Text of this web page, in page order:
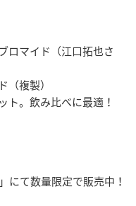
ロマイド（江口拓也さ
複製）
ト。飲み比べに最適！
」にて数量限定で販売中！